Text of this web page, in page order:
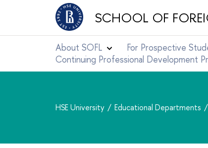
SCHOOL OF
About SOFL For Prospective
Continuing Professional Development
HSE University Educational Departments